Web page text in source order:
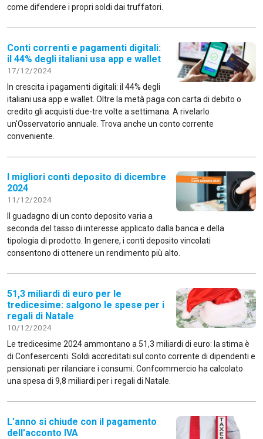
come difendere i propri soldi dai truffatori.
Conti correnti e pagamenti digitali:
il 44% degli italiani usa app e wallet
17/12/2024
In crescita i pagamenti digitali: il 44% degli
italiani usa app e wallet. Oltre la metà paga con carta di debito o
credito gli acquisti due-tre volte a settimana. A rivelarlo
un'Osservatorio annuale. Trova anche un conto corrente
conveniente.
I migliori conti deposito di dicembre
2024
11/12/2024
Il guadagno di un conto deposito varia a
seconda del tasso di interesse applicato dalla banca e della
tipologia di prodotto. In genere, i conti deposito vincolati
consentono di ottenere un rendimento più alto.
51,3 miliardi di euro per le
tredicesime: salgono le spese per i
regali di Natale
10/12/2024
Le tredicesime 2024 ammontano a 51,3 miliardi di euro: la stima è
di Confesercenti. Soldi accreditati sul conto corrente di dipendenti e
pensionati per rilanciare i consumi. Confcommercio ha calcolato
una spesa di 9,8 miliardi per i regali di Natale.
L’anno si chiude con il pagamento
dell’acconto IVA